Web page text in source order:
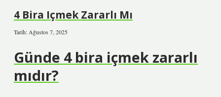
4 Bira Içmek Zararlı Mı
Tarih: Ağustos 7, 2025
Günde 4 bira içmek zararlı
mıdır?